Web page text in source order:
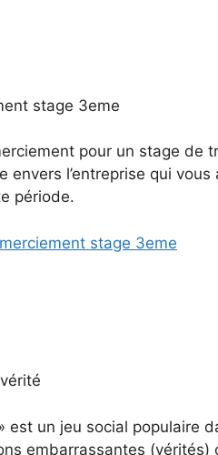
stage 3eme
pour un stage de
envers l’entreprise qui
période.
stage 3eme
est un jeu social populaire
embarrassantes